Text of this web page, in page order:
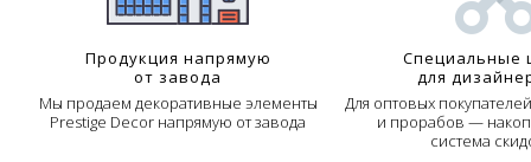
Продукция напрямую
от завода
Мы продаем декоративные элементы
Prestige Decor напрямую от завода
Специальные
для
Для оптовых
и прорабов —
система